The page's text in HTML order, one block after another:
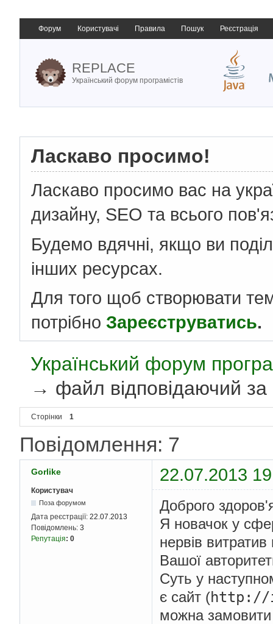
Форум Користувачі Правила Пошук Реєстрація
REPLACE
Український форум програмістів
Ласкаво просимо!
Ласкаво просимо вас на
дизайну, SEO та всього
Будемо вдячні, якщо ви
інших ресурсах.
Для того щоб створювати
потрібно Зареєструватись.
Український форум
→ файл відповідаючий
Сторінки 1
Повідомлення: 7
Gorlike 22.07.2013
Користувач
Поза форумом
Дата реєстрації: 22.07.2013
Повідомлень: 3
Репутація: 0
Доброго
Я новачок у
нервів
Вашої
Суть у
є сайт (http: //
можна замовити